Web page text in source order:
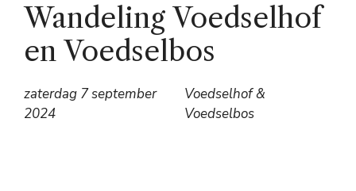
Wandeling Voedselhof
en Voedselbos
zaterdag 7 september
2024
Voedselhof &
Voedselbos